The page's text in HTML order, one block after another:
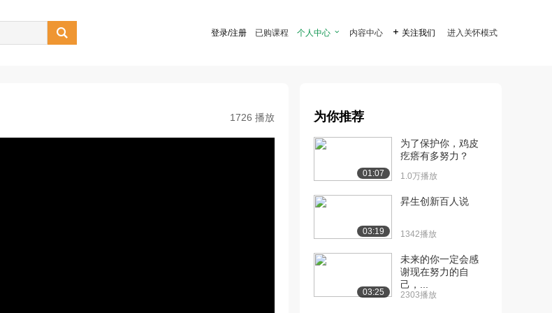
 登录/注册 已购课程 个人中心  内容中心  关注我们 进入关怀模式
1726 播放 为你推荐
01:07
为了保护你，鸡皮
疙瘩有多努力？
1.0万播放
03:19
昇生创新百人说
1342播放
03:25
未来的你一定会感
谢现在努力的自
己，...
2303播放